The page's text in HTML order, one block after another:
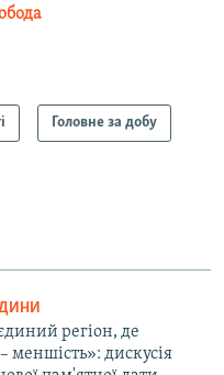
Головне за добу
регіон, де
меншість»: дискусія